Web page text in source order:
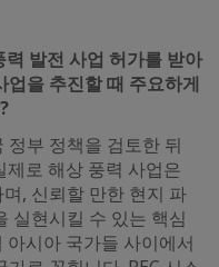
발전 사업 허가를 받아
을 추진할 때 주요하게
부 정책을 검토한 뒤
로 해상 풍력 사업은
, 신뢰할 만한 현지 파
실현시킬 수 있는 핵심
시아 국가들 사이에서